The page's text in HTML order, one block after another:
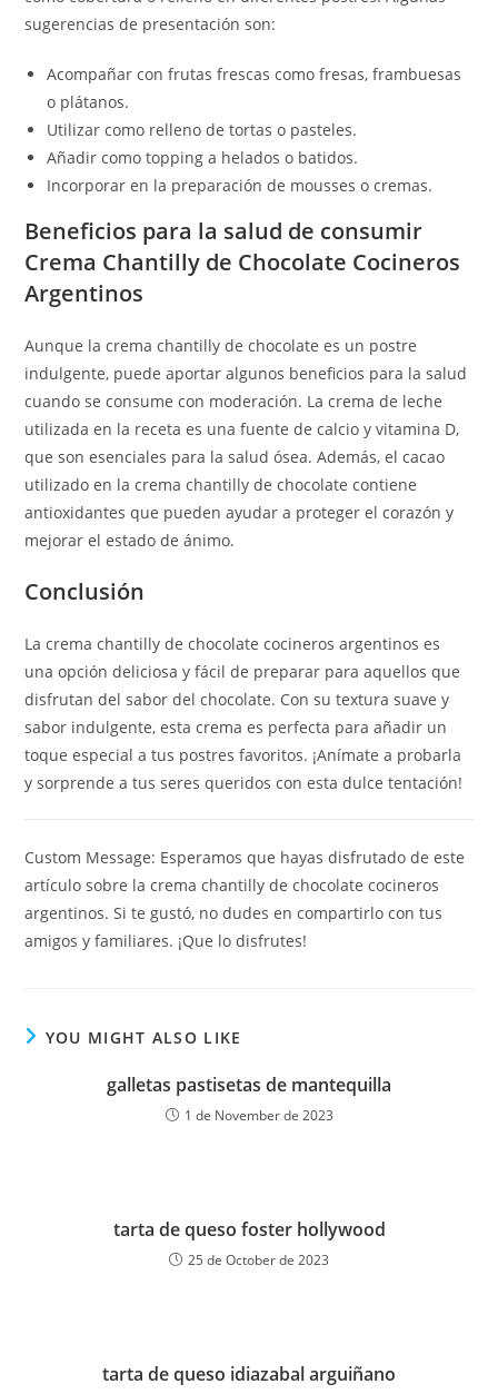
sugerencias de presentación son:
Acompañar con frutas frescas como fresas, frambuesas
o plátanos.
Utilizar como relleno de tortas o pasteles.
Añadir como topping a helados o batidos.
Incorporar en la preparación de mousses o cremas.
Beneficios para la salud de consumir
Crema Chantilly de Chocolate Cocineros
Argentinos
Aunque la crema chantilly de chocolate es un postre
indulgente, puede aportar algunos beneficios para la salud
cuando se consume con moderación. La crema de leche
utilizada en la receta es una fuente de calcio y vitamina D,
que son esenciales para la salud ósea. Además, el cacao
utilizado en la crema chantilly de chocolate contiene
antioxidantes que pueden ayudar a proteger el corazón y
mejorar el estado de ánimo.
Conclusión
La crema chantilly de chocolate cocineros argentinos es
una opción deliciosa y fácil de preparar para aquellos que
disfrutan del sabor del chocolate. Con su textura suave y
sabor indulgente, esta crema es perfecta para añadir un
toque especial a tus postres favoritos. ¡Anímate a probarla
y sorprende a tus seres queridos con esta dulce tentación!
Custom Message: Esperamos que hayas disfrutado de este
artículo sobre la crema chantilly de chocolate cocineros
argentinos. Si te gustó, no dudes en compartirlo con tus
amigos y familiares. ¡Que lo disfrutes!
YOU MIGHT ALSO LIKE
galletas pastisetas de mantequilla
1 de November de 2023
tarta de queso foster hollywood
25 de October de 2023
tarta de queso idiazabal arguiñano